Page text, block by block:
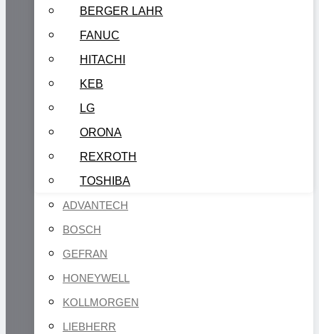
BERGER LAHR
FANUC
HITACHI
KEB
LG
ORONA
REXROTH
TOSHIBA
ADVANTECH
BOSCH
GEFRAN
HONEYWELL
KOLLMORGEN
LIEBHERR